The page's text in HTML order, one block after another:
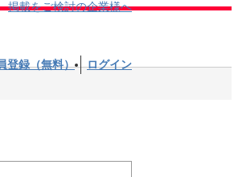
掲載をご検討の企業様へ
登録（無料） ログイン